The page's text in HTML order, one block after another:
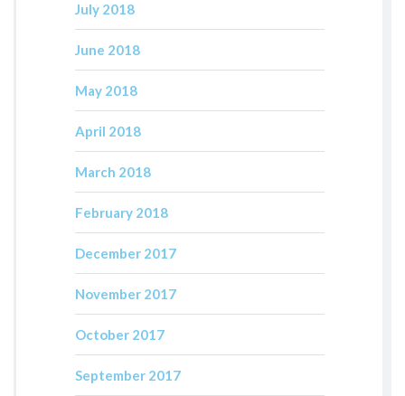
July 2018
June 2018
May 2018
April 2018
March 2018
February 2018
December 2017
November 2017
October 2017
September 2017